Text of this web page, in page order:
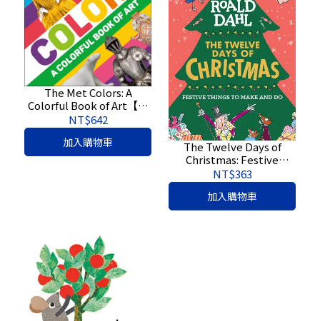
The Met Colors: A
Colorful Book of Art【原
文書】9780744092219
NT$642
加入購物車
The Twelve Days of
Christmas: Festive
Things to Make and Do
(Roald Dahl)【原文書】
9780593386224
NT$363
加入購物車